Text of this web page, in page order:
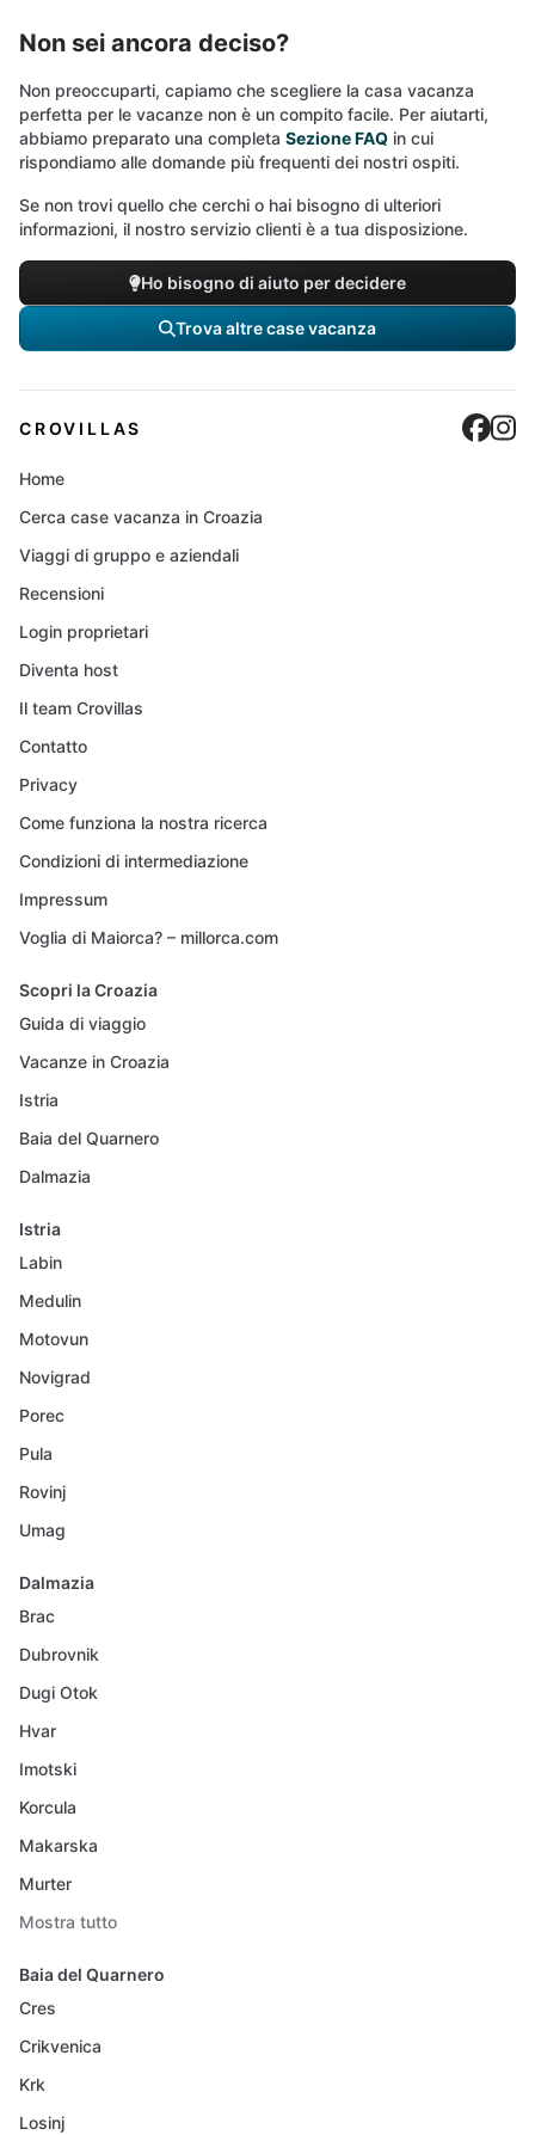
Non sei ancora deciso?
Non preoccuparti, capiamo che scegliere la casa vacanza
perfetta per le vacanze non è un compito facile. Per aiutarti,
abbiamo preparato una completa Sezione FAQ in cui
rispondiamo alle domande più frequenti dei nostri ospiti.
Se non trovi quello che cerchi o hai bisogno di ulteriori
informazioni, il nostro servizio clienti è a tua disposizione.
Ho bisogno di aiuto per decidere
Trova altre case vacanza
CROVILLAS
Home
Cerca case vacanza in Croazia
Viaggi di gruppo e aziendali
Recensioni
Login proprietari
Diventa host
Il team Crovillas
Contatto
Privacy
Come funziona la nostra ricerca
Condizioni di intermediazione
Impressum
Voglia di Maiorca? – millorca.com
Scopri la Croazia
Guida di viaggio
Vacanze in Croazia
Istria
Baia del Quarnero
Dalmazia
Istria
Labin
Medulin
Motovun
Novigrad
Porec
Pula
Rovinj
Umag
Dalmazia
Brac
Dubrovnik
Dugi Otok
Hvar
Imotski
Korcula
Makarska
Murter
Mostra tutto
Baia del Quarnero
Cres
Crikvenica
Krk
Losinj